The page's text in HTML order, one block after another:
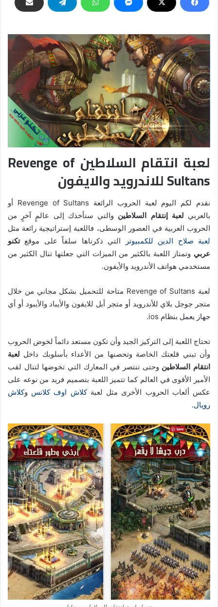
لعبة انتقام السلاطين Revenge of
Sultans للاندرويد والايفون
نقدم لكم اليوم لعبة الحروب الرائعة Revenge of Sultans أو
بالعربي لعبة إنتقام السلاطين والتي ستأخذك إلى عالمٍ آخرٍ من
الحروب العربية في العصور الوسطى، فاللعبة إستراتيجية رائعة مثل
لعبة صلاح الدين للكمبيوتر
التي ذكرناها سلفاً على موقعتكنو
عربي وتمتاز اللعبة بالكثير من الميزات التي جعلتها تنال الكثير من
مستخدمي هواتف الأندرويد والأيفون.
لعبة Revenge of Sultans متاحة للتحميل بشكل مجاني من خلال
متجر جوجل بلاي للأندرويد أو متجر أبل للايفون والأيباد والأيبود أو أي
جهاز يعمل بنظام ios.
تحتاج اللعبة إلى التركيز الجيد وأن تكون مستعد دائماً لخوض الحروب
وأن تبني قلعتك الخاصة وتحصنها من الأعداء بأسلوبك داخل لعبة
انتقام السلاطين وحتى تنتصر في المعارك التي تخوضها لتنال لقب
الأمير الأقوى في العالم كما تتميز اللعبة بتصميم فريد من نوعه على
عكس ألعاب الحروب الأخرى مثل لعبةكلاش اوف كلانس وكلاش
رويال.